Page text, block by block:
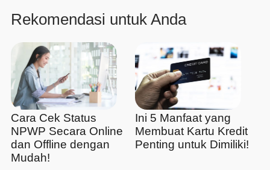
Rekomendasi untuk Anda
Cara Cek Status
NPWP Secara Online
dan Offline dengan
Mudah!
Ini 5 Manfaat yang
Membuat Kartu Kredit
Penting untuk Dimiliki!